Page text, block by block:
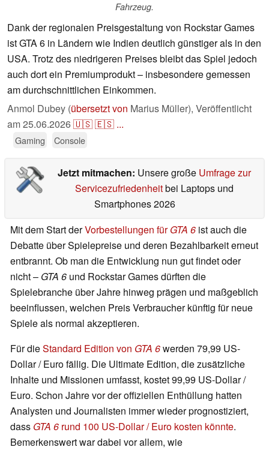
Fahrzeug.
Dank der regionalen Preisgestaltung von Rockstar Games
ist GTA 6 in Ländern wie Indien deutlich günstiger als in den
USA. Trotz des niedrigeren Preises bleibt das Spiel jedoch
auch dort ein Premiumprodukt – insbesondere gemessen
am durchschnittlichen Einkommen.
Anmol Dubey (übersetzt von Marius Müller), Veröffentlicht
am25.06.2026🇺🇸🇪🇸 ...
Gaming Console
Jetzt mitmachen: Unsere große Umfrage zur
Servicezufriedenheitbei Laptops und
Smartphones 2026
Mit dem Start derVorbestellungen fürGTA 6 ist auch die
Debatte über Spielepreise und deren Bezahlbarkeit erneut
entbrannt. Ob man die Entwicklung nun gut findet oder
nicht – GTA 6 und Rockstar Games dürften die
Spielebranche über Jahre hinweg prägen und maßgeblich
beeinflussen, welchen Preis Verbraucher künftig für neue
Spiele als normal akzeptieren.
Für dieStandard Edition von GTA 6werden 79,99 US-
Dollar / Euro fällig. Die Ultimate Edition, die zusätzliche
Inhalte und Missionen umfasst, kostet 99,99 US-Dollar /
Euro. Schon Jahre vor der offiziellen Enthüllung hatten
Analysten und Journalisten immer wieder prognostiziert,
dass GTA 6 rund 100 US-Dollar / Euro kosten könnte.
Bemerkenswert war dabei vor allem, wie